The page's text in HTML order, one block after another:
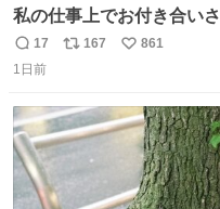
私の仕事上でお付き合い
長さん達は、こんな事し
し、なんなら表に出てこ
#merchu
返
信
17
リ
ト
数
167
い
数
861
1日前